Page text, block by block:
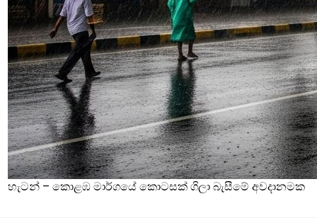
හැටන් – කොළඹ මාර්ගයේ කොටසක් ගිලා බැසීමේ අවදානමක